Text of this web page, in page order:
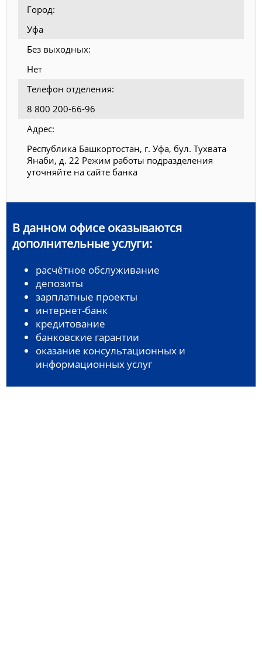
Город:
Уфа
Без выходных:
Нет
Телефон отделения:
8 800 200-66-96
Адрес:
Республика Башкортостан, г. Уфа, бул. Тухвата
Янаби, д. 22 Режим работы подразделения
уточняйте на сайте банка
В данном офисе оказываются
дополнительные услуги:
расчётное обслуживание
депозиты
зарплатные проекты
интернет-банк
кредитование
банковские гарантии
оказание консультационных и
информационных услуг